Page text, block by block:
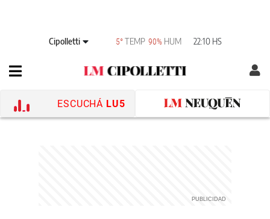
Cipolletti 5° TEMP 90% HUM 22:10 HS
ESCUCHÁ LU5